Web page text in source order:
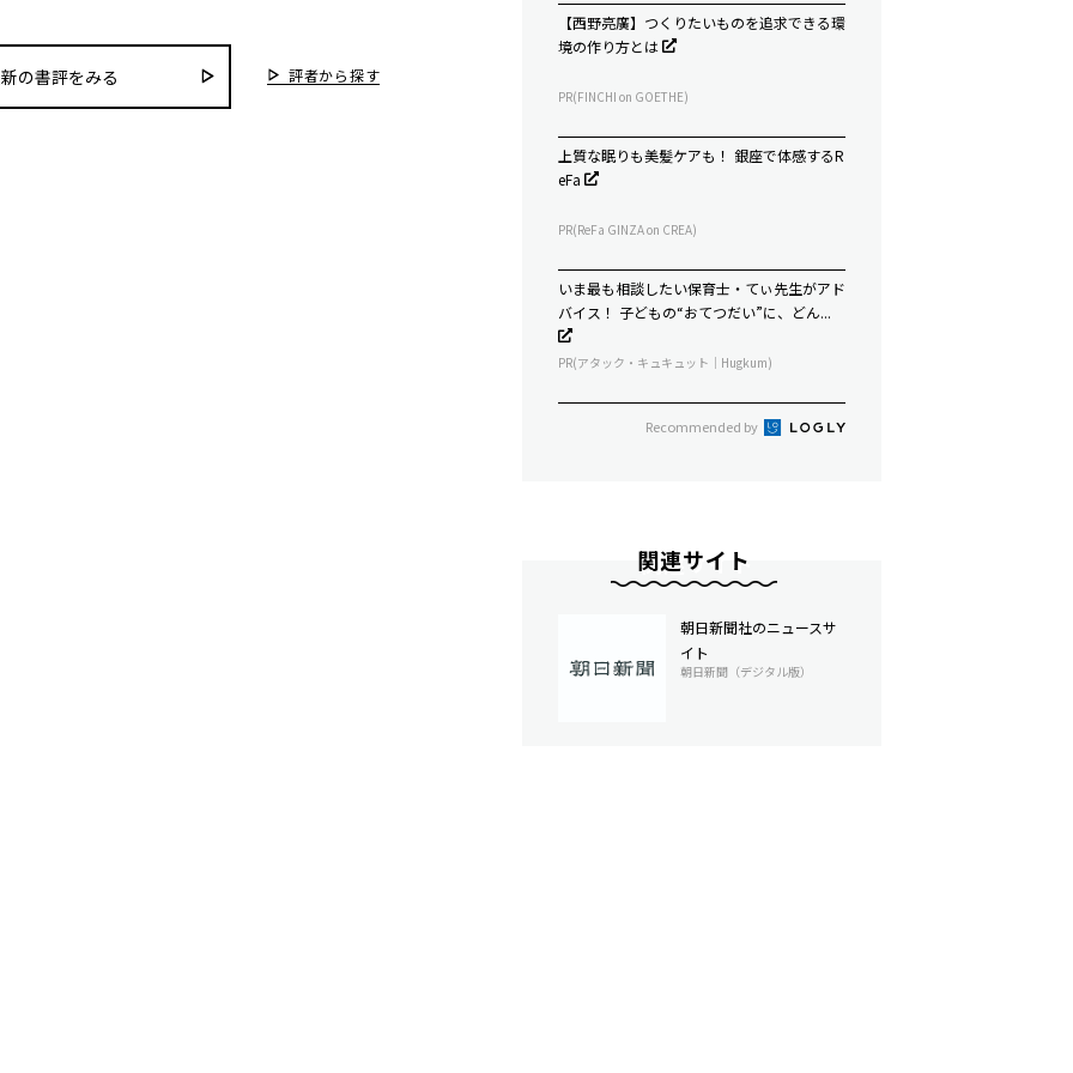
の書評をみる 評者から探す
【西野亮廣】つくりたいものを追求できる環
境の作り方とは
PR(FINCHI on GOETHE)
上質な眠りも美髪ケアも！ 銀座で体感するR
eFa
PR(ReFa GINZA on CREA)
いま最も相談したい保育士・てぃ先生がアド
バイス！ 子どもの“おてつだい”に、どん...
PR(アタック・キュキュット｜Hugkum)
Recommended by
関連サイト
朝日新聞社のニュースサ
イト
朝日新聞（デジタル版）